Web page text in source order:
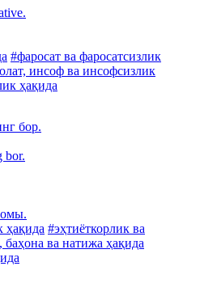
#фаросат ва фаросатсизлик
инсоф ва инсофсизлик
ҳақида
бор.
bor.
ҳақида #эҳтиёткорлик ва
баҳона ва натижа ҳақида